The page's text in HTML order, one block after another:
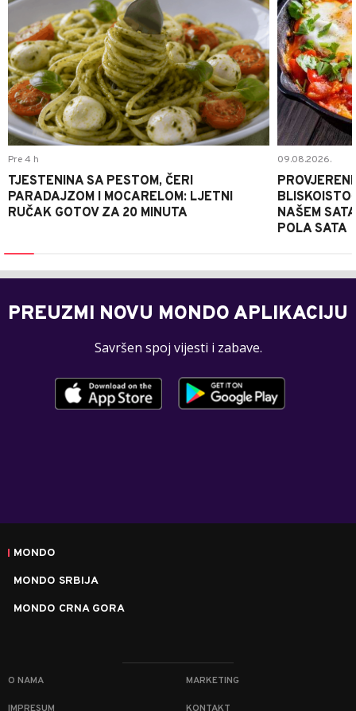
Pre 4 h
TJESTENINA SA PESTOM, ČERI
PARADAJZOM I MOCARELOM: LJETNI
RUČAK GOTOV ZA 20 MINUTA
09.08.2026.
NAŠEM
POLA SATA
PREUZMI NOVU MONDO APLIKACIJU
Savršen spoj vijesti i zabave.
MONDO
MONDO SRBIJA
MONDO CRNA GORA
O NAMA MARKETING